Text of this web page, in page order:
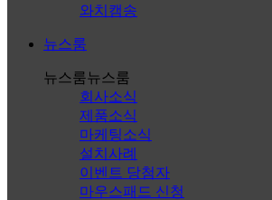
와치캠송
뉴스룸
뉴스룸뉴스룸
회사소식
제품소식
마케팅소식
설치사례
이벤트 당첨자
마우스패드 신청